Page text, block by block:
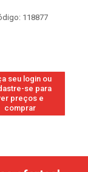
118877
seu login ou
se para
preços e
comprar